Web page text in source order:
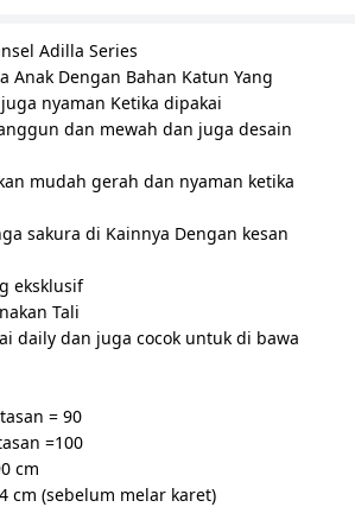
Adilla Series
Anak Dengan Bahan Katun Yang
nyaman Ketika dipakai
dan mewah dan juga desain
mudah gerah dan nyaman ketika
sakura di Kainnya Dengan kesan
eksklusif
Tali
daily dan juga cocok untuk di bawa
= 90
=100
cm
cm (sebelum melar karet)